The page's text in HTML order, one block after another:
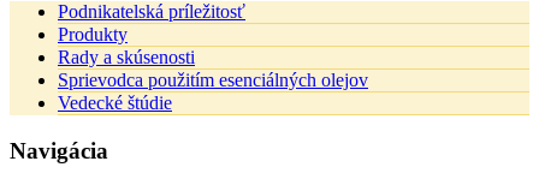
Podnikatelská príležitosť
Produkty
Rady a skúsenosti
Sprievodca použitím esenciálných olejov
Vedecké štúdie
Navigácia